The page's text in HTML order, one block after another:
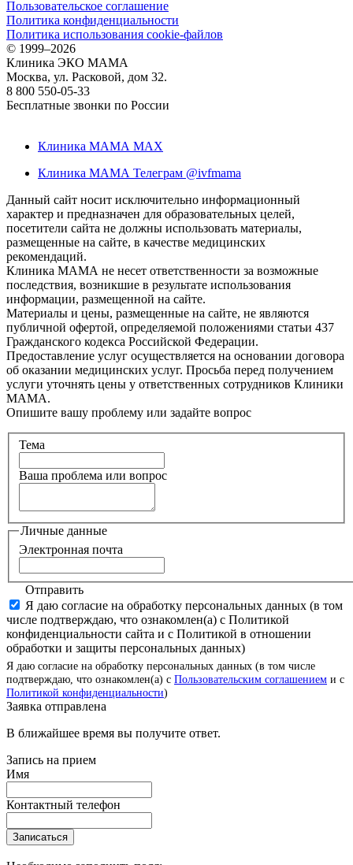
Пользовательское соглашение
Политика конфиденциальности
Политика использования cookie-файлов
© 1999–2026
Клиника ЭКО МАМА
Москва, ул. Расковой, дом 32.
8 800 550-05-33
Бесплатные звонки по России
Клиника МАМА MAX
Клиника МАМА Телеграм @ivfmama
Данный сайт носит исключительно информационный
характер и предназначен для образовательных целей,
посетители сайта не должны использовать материалы,
размещенные на сайте, в качестве медицинских
рекомендаций.
Клиника МАМА не несет ответственности за возможные
последствия, возникшие в результате использования
информации, размещенной на сайте.
Материалы и цены, размещенные на сайте, не являются
публичной офертой, определяемой положениями статьи 437
Гражданского кодекса Российской Федерации.
Предоставление услуг осуществляется на основании договора
об оказании медицинских услуг. Просьба перед получением
услуги уточнять цены у ответственных сотрудников Клиники
МАМА.
Опишите вашу проблему или задайте вопрос
Тема
Ваша проблема или вопрос
Личные данные
Электронная почта
Отправить
Я даю согласие на обработку персональных данных (в том
числе подтверждаю, что ознакомлен(а) с Политикой
конфиденциальности сайта и с Политикой в отношении
обработки и защиты персональных данных)
Я даю согласие на обработку персональных данных (в том числе
подтверждаю, что ознакомлен(а) с Пользовательским соглашением и с
Политикой конфиденциальности)
Заявка отправлена
В ближайшее время вы получите ответ.
Запись на прием
Имя
Контактный телефон
Записаться